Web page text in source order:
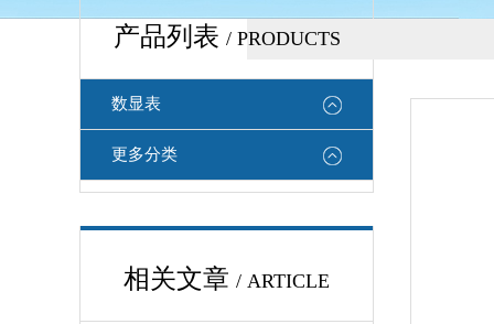
产品列表 / PRODUCTS
数显表
更多分类
相关文章 / ARTICLE